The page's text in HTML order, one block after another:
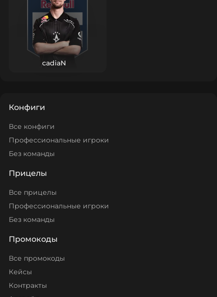
cadiaN
Конфиги
Все конфиги
Профессиональные игроки
Без команды
Прицелы
Все прицелы
Профессиональные игроки
Без команды
Промокоды
Все промокоды
Кейсы
Контракты